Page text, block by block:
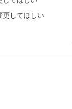
更してほしい